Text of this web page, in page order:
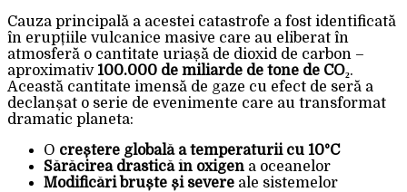
Cauza principală a acestei catastrofe a fost identificată
în erupțiile vulcanice masive care au eliberat în
atmosferă o cantitate uriașă de dioxid de carbon –
aproximativ 100.000 de miliarde de tone de CO₂.
Această cantitate imensă de gaze cu efect de seră a
declanșat o serie de evenimente care au transformat
dramatic planeta:
O creștere globală a temperaturii cu 10°C
Sărăcirea drastică în oxigen a oceanelor
Modificări bruște și severe ale sistemelor